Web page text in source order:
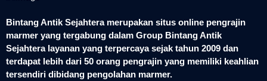
Bintang Antik Sejahtera merupakan situs online pengrajin
marmer yang tergabung dalam Group Bintang Antik
Sejahtera layanan yang terpercaya sejak tahun 2009 dan
terdapat lebih dari 50 orang pengrajin yang memiliki keahlian
tersendiri dibidang pengolahan marmer.